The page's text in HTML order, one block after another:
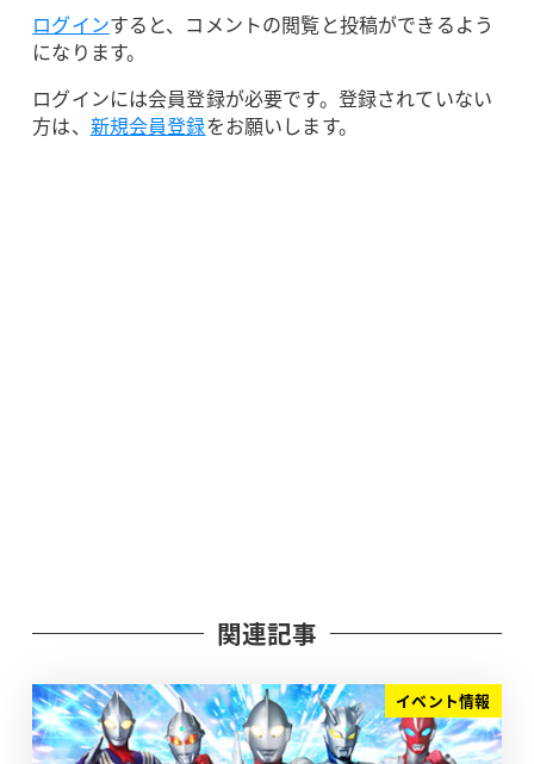
ログインすると、コメントの閲覧と投稿ができるよう
になります。
ログインには会員登録が必要です。登録されていない
方は、 新規会員登録をお願いします。
関連記事
イベント情報